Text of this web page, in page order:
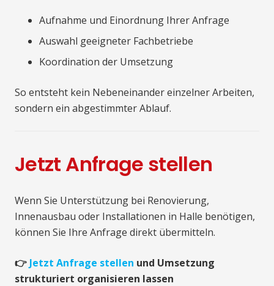
Aufnahme und Einordnung Ihrer Anfrage
Auswahl geeigneter Fachbetriebe
Koordination der Umsetzung
So entsteht kein Nebeneinander einzelner Arbeiten,
sondern ein abgestimmter Ablauf.
Jetzt Anfrage stellen
Wenn Sie Unterstützung bei Renovierung,
Innenausbau oder Installationen in Halle benötigen,
können Sie Ihre Anfrage direkt übermitteln.
👉 Jetzt Anfrage stellen und Umsetzung
strukturiert organisieren lassen